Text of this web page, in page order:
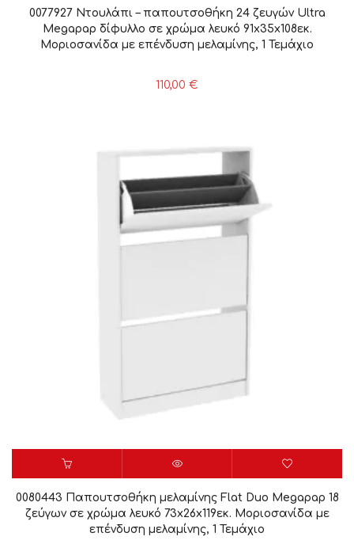
0077927 Ντουλάπι – παπουτσοθήκη 24 ζευγών Ultra
Megapap δίφυλλο σε χρώμα λευκό 91x35x108εκ.
Μοριοσανίδα με επένδυση μελαμίνης, 1 Τεμάχιο
110,00 €
0080443 Παπουτσοθήκη μελαμίνης Flat Duo Megapap 18
ζεύγων σε χρώμα λευκό 73x26x119εκ. Μοριοσανίδα με
επένδυση μελαμίνης, 1 Τεμάχιο